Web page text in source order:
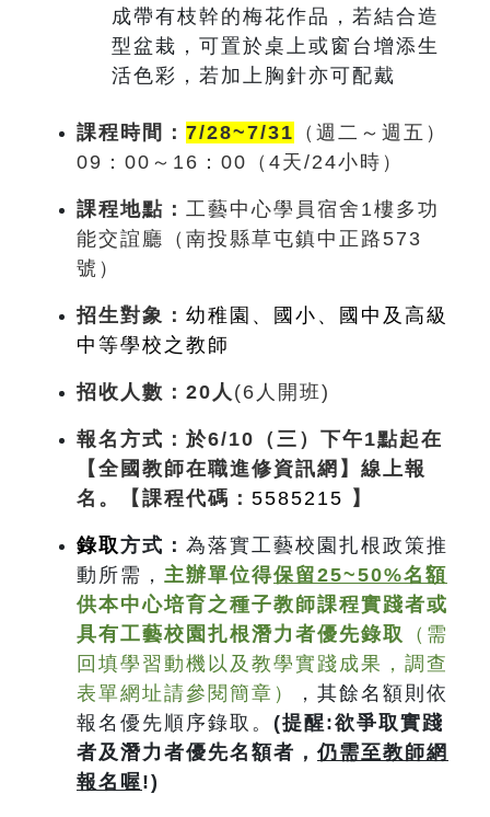
成帶有枝幹的梅花作品，若結合造
型盆栽，可置於桌上或窗台增添生
活色彩，若加上胸針亦可配戴
課程時間： 7/28~7/31 （週 二～週五 ）
09 ：00 ～ 16 ：00 （4天/24小時）
課程地點： 工藝中心學員宿舍1樓多功
能交誼廳（南投縣草屯鎮中正路573
號）
招生對象： 幼稚園、國小、國中及高級
中等學校之教師
招收人數：20人 (6人開班)
報名方式 ：於6/10（三）下午1點起在
【全國教師在職進修資訊網】 線上報
名。【課程代碼： 5585215 】
錄取方式 ： 為落實工藝校園扎根政策推
動所需， 主辦單位得保留25~50%名額
供本中心培育之種子教師課程實踐者或
具有工藝校園扎根潛力者優先錄取
（需
回填學習動機以及教學實踐成果，調查
表單網址請參閱簡章）
，其餘名額則依
報名優先順序錄取。 (提醒:欲爭取實踐
者及潛力者優先名額者， 仍需至教師網
報名喔!)